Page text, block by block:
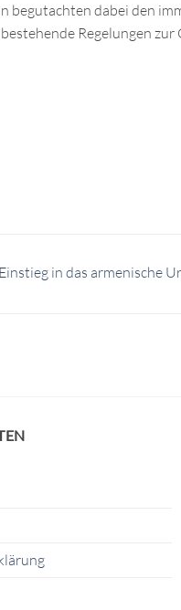
begutachten dabei den
Regelungen zur
in das armenische